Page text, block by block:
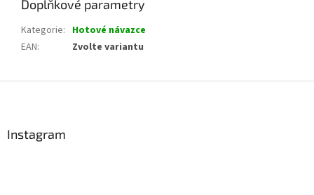
Doplňkové parametry
Kategorie: Hotové návazce
EAN: Zvolte variantu
Instagram